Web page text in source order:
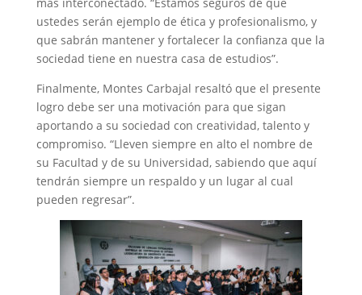
ustedes serán ejemplo de ética y profesionalismo, y
que sabrán mantener y fortalecer la confianza que la
sociedad tiene en nuestra casa de estudios”.
Finalmente, Montes Carbajal resaltó que el presente
logro debe ser una motivación para que sigan
aportando a su sociedad con creatividad, talento y
compromiso. “Lleven siempre en alto el nombre de
su Facultad y de su Universidad, sabiendo que aquí
tendrán siempre un respaldo y un lugar al cual
pueden regresar”.